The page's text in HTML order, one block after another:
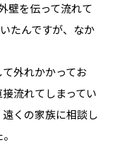
壁を伝って流れて
たんですが、なか
外れかかってお
流れてしまってい
くの家族に相談し